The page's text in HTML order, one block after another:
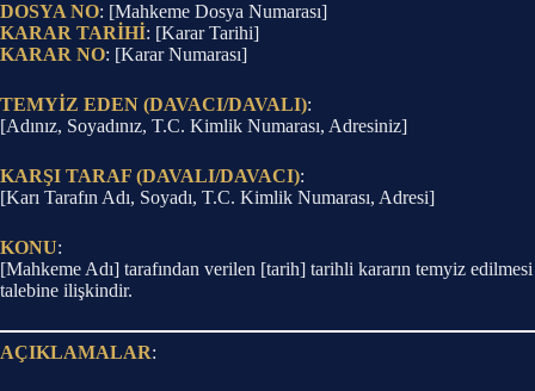
DOSYA NO: [Mahkeme Dosya Numarası]
KARAR TARİHİ: [Karar Tarihi]
KARAR NO: [Karar Numarası]
TEMYİZ EDEN (DAVACI/DAVALI):
[Adınız, Soyadınız, T.C. Kimlik Numarası, Adresiniz]
KARŞI TARAF (DAVALI/DAVACI):
[Karı Tarafın Adı, Soyadı, T.C. Kimlik Numarası, Adresi]
KONU:
[Mahkeme Adı] tarafından verilen [tarih] tarihli kararın temyiz edilmesi
talebine ilişkindir.
AÇIKLAMALAR: